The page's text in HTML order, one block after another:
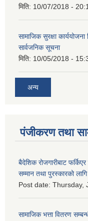
मिति: 10/07/2018 -
सामाजिक सुरक्षा कार्ययोजना
सार्वजनिक सूचना
मिति: 10/05/2018 -
अन्य
पंजीकरण तथा
बैदेशिक रोजगारीबाट
सम्मान तथा पुरस्कारको
Post date: Thursday,
सामाजिक भत्ता वितरण